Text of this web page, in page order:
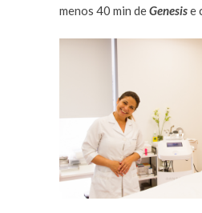
menos 40 min deGenesise